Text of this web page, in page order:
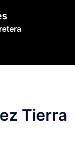
Tierra